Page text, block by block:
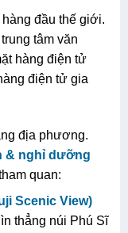
đầu thế giới.
tâm văn
hàng điện tử
điện tử gia
địa phương.
& nghỉ dưỡng
quan:
Scenic View)
thẳng núi Phú Sĩ